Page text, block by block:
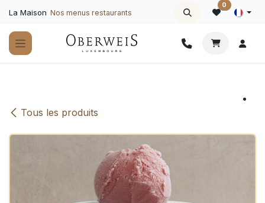
La Maison Nos menus restaurants
0
Tous les produits